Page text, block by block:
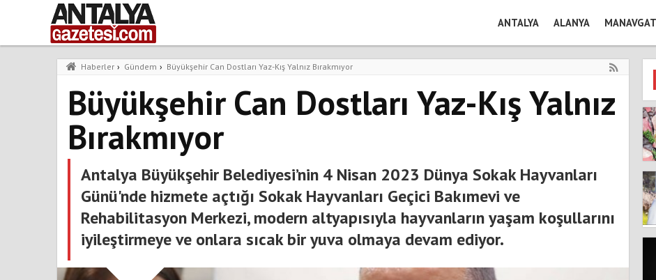
ANTALYA ALANYA MANAVGAT
Haberler › Gündem › Büyükşehir Can Dostları Yaz-Kış Yalnız Bırakmıyor
Büyükşehir Can Dostları Yaz-Kış Yalnız
Bırakmıyor
Antalya Büyükşehir Belediyesi’nin 4 Nisan 2023 Dünya Sokak Hayvanları
Günü'nde hizmete açtığı Sokak Hayvanları Geçici Bakımevi ve
Rehabilitasyon Merkezi, modern altyapısıyla hayvanların yaşam koşullarını
iyileştirmeye ve onlara sıcak bir yuva olmaya devam ediyor.